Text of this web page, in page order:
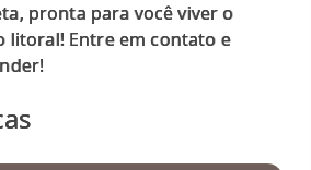
pronta para você viver o
litoral! Entre em contato e